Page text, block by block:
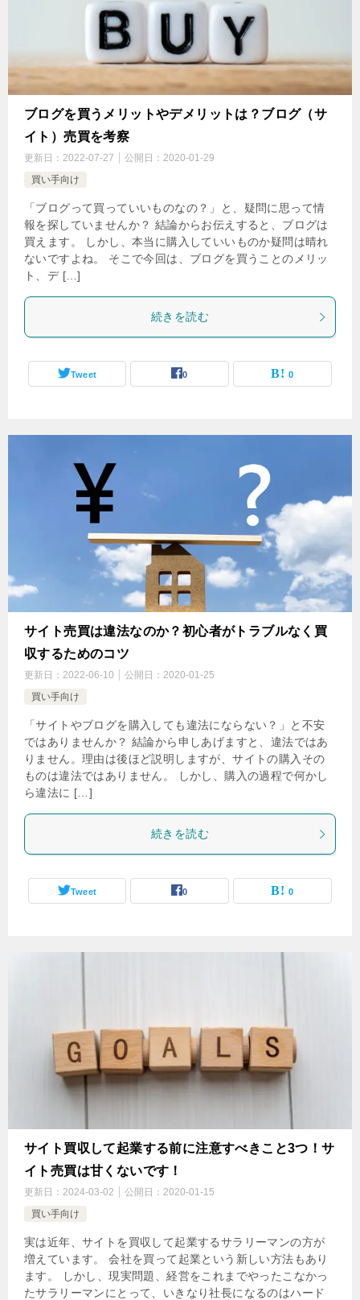
ブログを買うメリットやデメリットは？ブログ（サ
イト）売買を考察
更新日： 2022-07-27 公開日： 2020-01-29
買い手向け
「ブログって買っていいものなの？」と、疑問に思って情
報を探していませんか？ 結論からお伝えすると、ブログは
買えます。 しかし、本当に購入していいものか疑問は晴れ
ないですよね。 そこで今回は、ブログを買うことのメリッ
ト、デ […]
続きを読む
Tweet 0 0
サイト売買は違法なのか？初心者がトラブルなく買
収するためのコツ
更新日： 2022-06-10 公開日： 2020-01-25
買い手向け
「サイトやブログを購入しても違法にならない？」と不安
ではありませんか？ 結論から申しあげますと、違法ではあ
りません。理由は後ほど説明しますが、サイトの購入その
ものは違法ではありません。 しかし、購入の過程で何かし
ら違法に […]
続きを読む
Tweet 0 0
サイト買収して起業する前に注意すべきこと3つ！サ
イト売買は甘くないです！
更新日： 2024-03-02 公開日： 2020-01-15
買い手向け
実は近年、サイトを買収して起業するサラリーマンの方が
増えています。 会社を買って起業という新しい方法もあり
ます。 しかし、現実問題、経営をこれまでやったこなかっ
たサラリーマンにとって、いきなり社長になるのはハード